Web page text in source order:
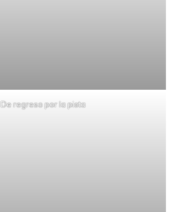
De regreso por la pista